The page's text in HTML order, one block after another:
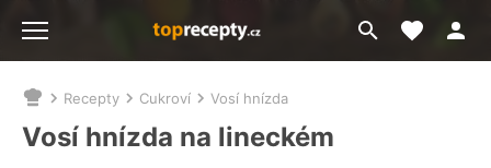
Přejít
na
Moje
Nacházíte
se
zde:
Recepty Cukroví Vosí hnízda
Vosí hnízda na lineckém